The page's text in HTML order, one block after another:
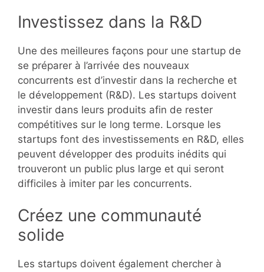
Investissez dans la R&D
Une des meilleures façons pour une startup de
se préparer à l’arrivée des nouveaux
concurrents est d’investir dans la recherche et
le développement (R&D). Les startups doivent
investir dans leurs produits afin de rester
compétitives sur le long terme. Lorsque les
startups font des investissements en R&D, elles
peuvent développer des produits inédits qui
trouveront un public plus large et qui seront
difficiles à imiter par les concurrents.
Créez une communauté
solide
Les startups doivent également chercher à